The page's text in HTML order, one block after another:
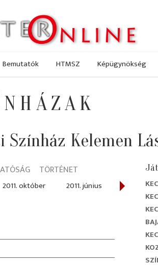
Bemutatók HTMSZ Képügynökség
Kelemen
TÖRTÉNET
2011. október 2011. június 2011.